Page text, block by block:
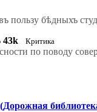
пользу бѣдныхъ
43k Критика
по поводу